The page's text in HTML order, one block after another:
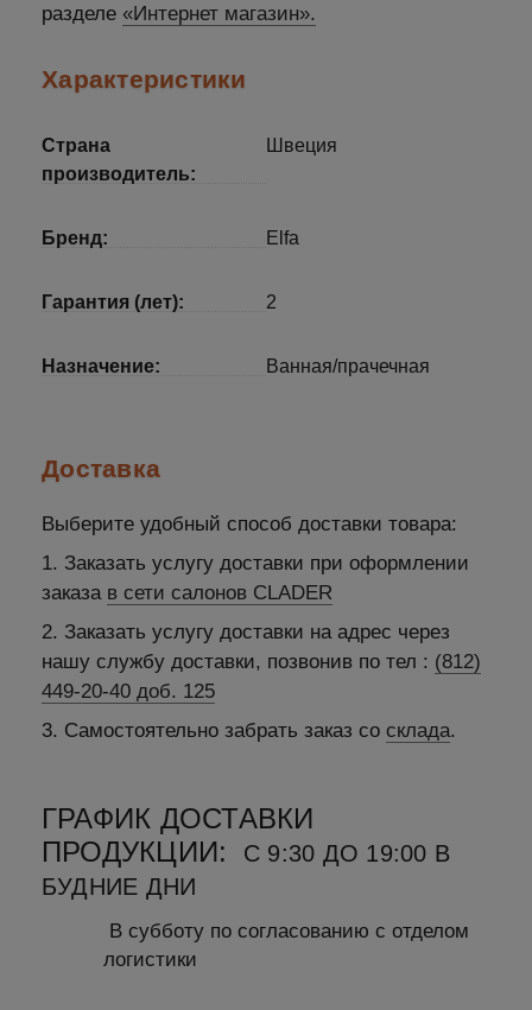
разделе «Интернет магазин».
Характеристики
Страна
производитель:
Швеция
Бренд: Elfa
Гарантия (лет): 2
Назначение: Ванная/прачечная
Доставка
Выберите удобный способ доставки товара:
1. Заказать услугу доставки при оформлении
заказа в сети салонов CLADER
2. Заказать услугу доставки на адрес через
нашу службу доставки, позвонив по тел : (812)
449-20-40 доб. 125
3. Самостоятельно забрать заказ со склада.
ГРАФИК ДОСТАВКИ
ПРОДУКЦИИ:
С 9:30 ДО 19:00 В
БУДНИЕ ДНИ
В субботу по согласованию с отделом
логистики